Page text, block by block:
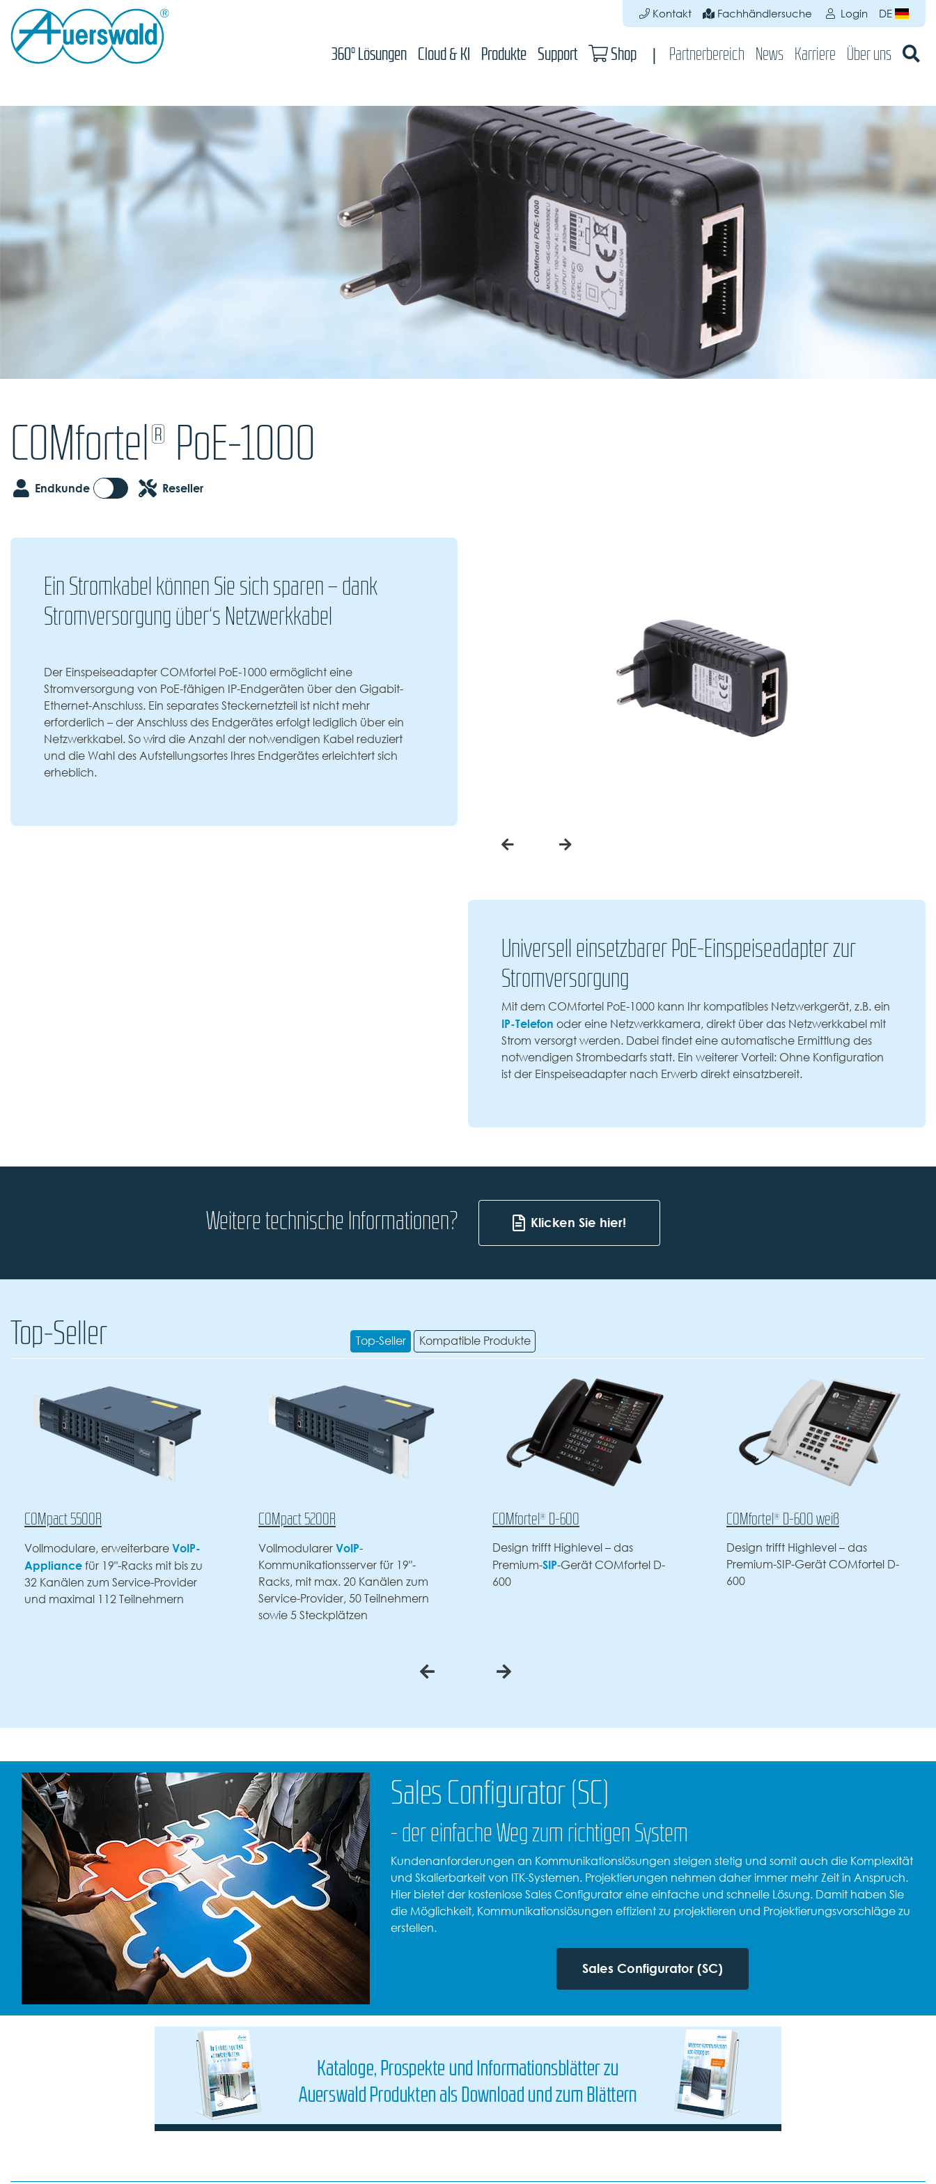
Kontakt Fachhändlersuche Login DE
360° Lösungen Cloud & KI Produkte Support Shop Partnerbereich News Karriere Über uns
COMfortel® PoE-1000
Endkunde Reseller
Ein Stromkabel können Sie sich sparen – dank
Stromversorgung über‘s Netzwerkkabel
Der Einspeiseadapter COMfortel PoE-1000 ermöglicht eine
Stromversorgung von PoE-fähigen IP-Endgeräten über den Gigabit-
Ethernet-Anschluss. Ein separates Steckernetzteil ist nicht mehr
erforderlich – der Anschluss des Endgerätes erfolgt lediglich über ein
Netzwerkkabel. So wird die Anzahl der notwendigen Kabel reduziert
und die Wahl des Aufstellungsortes Ihres Endgerätes erleichtert sich
erheblich.
Universell einsetzbarer PoE-Einspeiseadapter zur
Stromversorgung
Mit dem COMfortel PoE-1000 kann Ihr kompatibles Netzwerkgerät, z.B. ein
IP-Telefon oder eine Netzwerkkamera, direkt über das Netzwerkkabel mit
Strom versorgt werden. Dabei findet eine automatische Ermittlung des
notwendigen Strombedarfs statt. Ein weiterer Vorteil: Ohne Konfiguration
ist der Einspeiseadapter nach Erwerb direkt einsatzbereit.
Weitere technische Informationen? Klicken Sie hier!
Top-Seller Top-Seller Kompatible Produkte
VoIP-
mit bis zu
Provider
Vollmodularer
Kommunikationsserver für 19"-
Racks, mit max. 20 Kanälen zum
Service-Provider, 50 Teilnehmern
Design trifft Highlevel – das
Premium-
-Gerät COMfortel D-
600
Design trifft Highlevel – das
Premium-SIP-Gerät COMfortel D-
Homeoffice oder
Telefon
Sales Configurator (SC)
- der einfache Weg zum richtigen System
Kundenanforderungen an Kommunikationslösungen steigen stetig und somit auch die Komplexität
und Skalierbarkeit von ITK-Systemen. Projektierungen nehmen daher immer mehr Zeit in Anspruch.
Hier bietet der kostenlose Sales Configurator eine einfache und schnelle Lösung. Damit haben Sie
die Möglichkeit, Kommunikationslösungen effizient zu projektieren und Projektierungsvorschläge zu
erstellen.
Sales Configurator (SC)